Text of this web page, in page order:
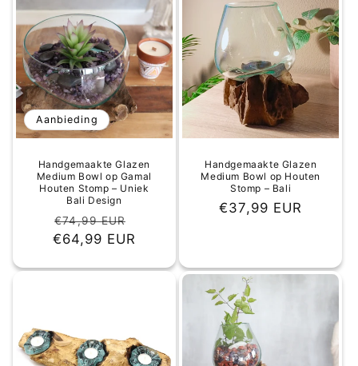
Aanbieding
Handgemaakte Glazen
Medium Bowl op Gamal
Houten Stomp – Uniek
Bali Design
Normale
prijs
€74,99 EUR
Aanbiedingsprijs
€64,99 EUR
Handgemaakte Glazen
Medium Bowl op Houten
Stomp – Bali
Normale
€37,99 EUR